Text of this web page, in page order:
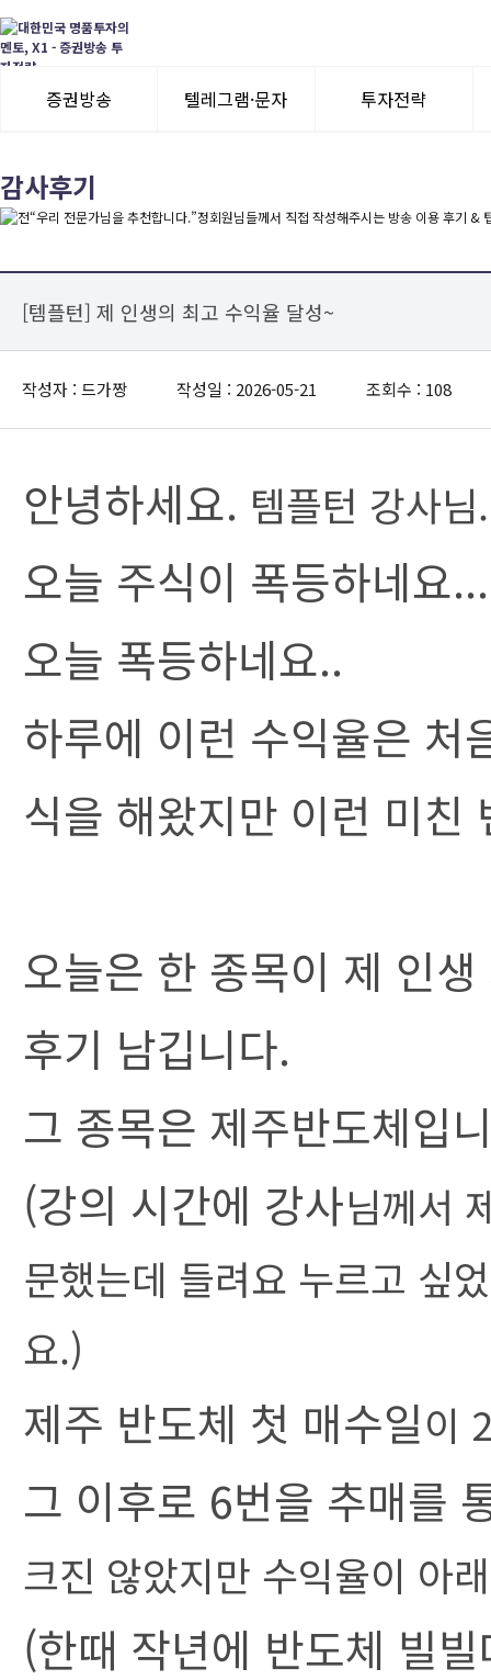
증권방송
수익률뽐내기
텔레그램·문자
3일 무료체험
투자전략
감사후기
[템플턴] 제 인생의 최고 수익율 달성~
작성자 : 드가짱 작성일 : 2026-05-21 조회수 : 108
안녕하세요. 템플턴 강사님.
오늘 주식이 폭등하네요
오늘 폭등하네요..
하루에 이런 수익율은 처
식을 해왔지만 이런 미친
오늘은 한 종목이 제 인
후기 남깁니다.
그 종목은 제주반도체입
(강의 시간에 강사님께서
문했는데 들려요 누르고 싶
요.)
제주 반도체 첫 매수일이
그 이후로 6번을 추매를
크진 않았지만 수익율이 아
(한때 작년에 반도체 빌